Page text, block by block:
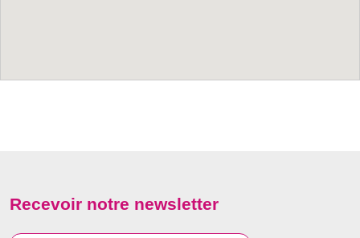
Recevoir notre newsletter